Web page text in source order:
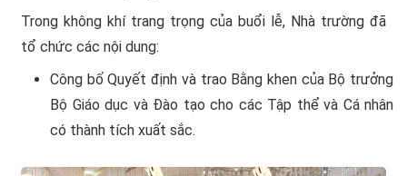
Trong không khí trang trọng của buổi lễ, Nhà trường đã
tổ chức các nội dung:
Công bố Quyết định và trao Bằng khen của Bộ trưởng
Bộ Giáo dục và Đào tạo cho các Tập thể và Cá nhân
có thành tích xuất sắc.